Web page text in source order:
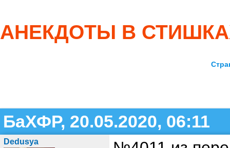
АНЕКДОТЫ В
БаХФР, 20.05.2020, 06:11
Dedusya